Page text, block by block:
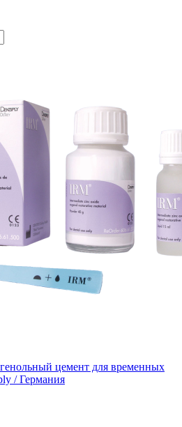
цемент для временных
/ Германия